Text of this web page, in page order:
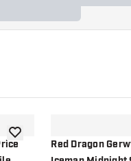
Zur Wunschliste hinzufügen
Red Dragon